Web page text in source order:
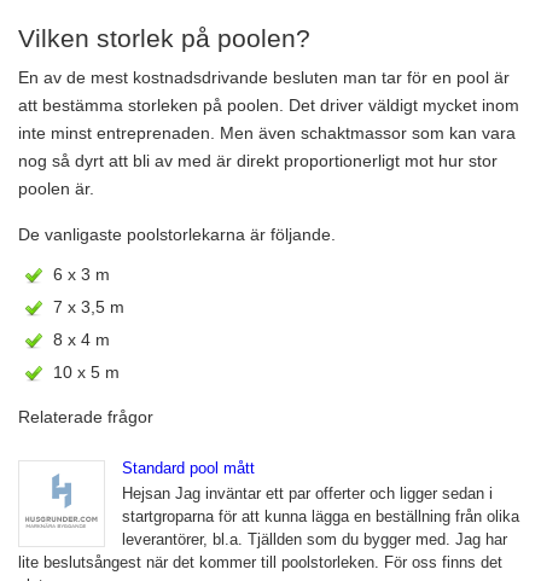
Vilken storlek på poolen?
En av de mest kostnadsdrivande besluten man tar för en pool är
att bestämma storleken på poolen. Det driver väldigt mycket inom
inte minst entreprenaden. Men även schaktmassor som kan vara
nog så dyrt att bli av med är direkt proportionerligt mot hur stor
poolen är.
De vanligaste poolstorlekarna är följande.
6 x 3 m
7 x 3,5 m
8 x 4 m
10 x 5 m
Relaterade frågor
Standard pool mått
Hejsan Jag inväntar ett par offerter och ligger sedan i
startgroparna för att kunna lägga en beställning från olika
leverantörer, bl.a. Tjällden som du bygger med. Jag har
lite beslutsångest när det kommer till poolstorleken. För oss finns det